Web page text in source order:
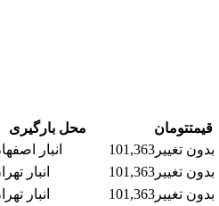
محل بارگیری قیمتتومان
انبار بدون تغییر101,363
انبار بدون تغییر101,363
انبار بدون تغییر101,363